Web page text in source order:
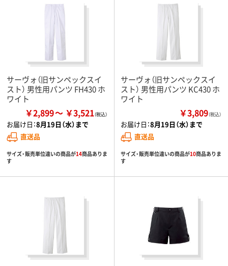
サーヴォ（旧サンペックスイ
スト） 男性用パンツ FH430 ホ
ワイト
￥2,899 ￥3,521
お届け日：8月19日（水）まで
直送品
サイズ・販売単位違いの商品が14商品ありま
す
サーヴォ（旧サンペックスイ
スト） 男性用パンツ KC430 ホ
ワイト
￥3,809（税込）
お届け日：8月19日（水）まで
直送品
サイズ・販売単位違いの商品が10商品ありま
す